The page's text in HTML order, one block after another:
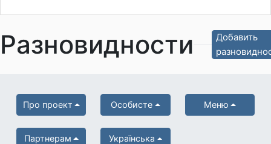
Разновидности
Добавить
Про проект Особисте Меню
Партнерам Українська